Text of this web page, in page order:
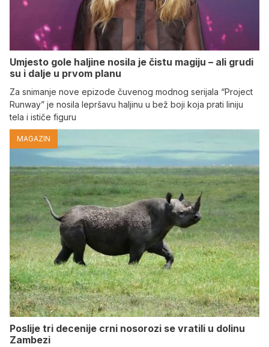
Umjesto gole haljine nosila je čistu magiju – ali grudi
su i dalje u prvom planu
Za snimanje nove epizode čuvenog modnog serijala “Project
Runway” je nosila lepršavu haljinu u bež boji koja prati liniju
tela i ističe figuru
MAGAZIN
Poslije tri decenije crni nosorozi se vratili u dolinu
Zambezi